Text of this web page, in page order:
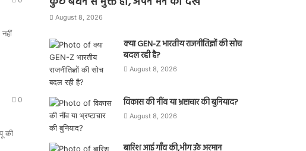
0
की
August 8, 2026
क्या GEN-Z भारतीय राजनीतिज्ञों की सोच
बदल रही है?
August 8, 2026
विकास की नींव या भ्रष्टाचार की बुनियाद?
August 8, 2026